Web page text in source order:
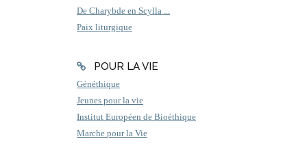
De Charybde en Scylla ...
Paix liturgique
POUR LA VIE
Généthique
Jeunes pour la vie
Institut Européen de Bioéthique
Marche pour la Vie